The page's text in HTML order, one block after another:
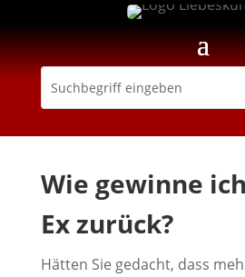
Wie gewinne
Ex zurück?
Hätten Sie gedacht, dass